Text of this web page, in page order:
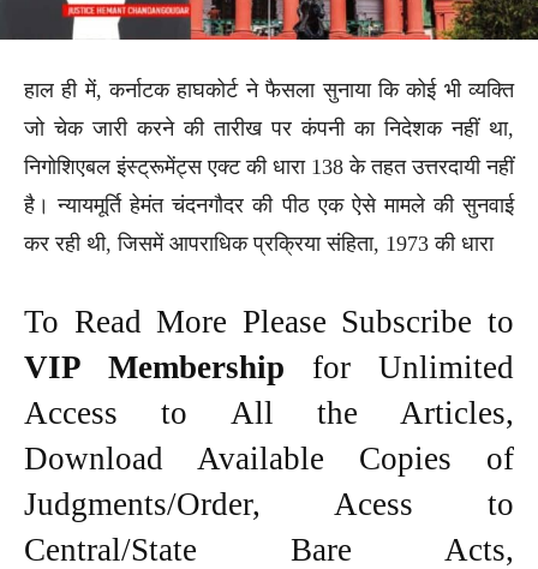
हाल ही में, कर्नाटक हाघकोर्ट ने फैसला सुनाया कि कोई भी व्यक्ति
जो चेक जारी करने की तारीख पर कंपनी का निदेशक नहीं था,
निगोशिएबल इंस्ट्रूमेंट्स एक्ट की धारा 138 के तहत उत्तरदायी नहीं
है। न्यायमूर्ति हेमंत चंदनगौदर की पीठ एक ऐसे मामले की सुनवाई
कर रही थी, जिसमें आपराधिक प्रक्रिया संहिता, 1973 की धारा
To Read More Please Subscribe to
VIP Membership for Unlimited
Access to All the Articles,
Download Available Copies of
Judgments/Order, Acess to
Central/State Bare Acts,